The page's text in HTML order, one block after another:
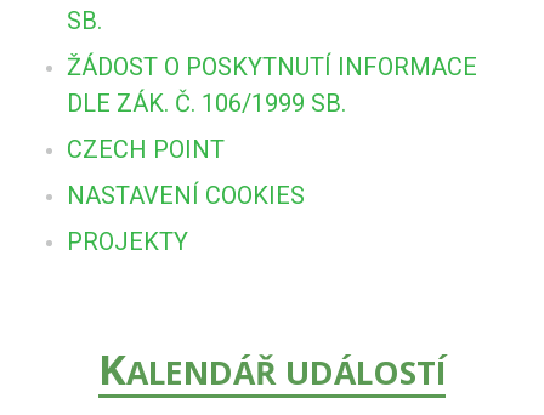
SB.
ŽÁDOST O POSKYTNUTÍ INFORMACE
DLE ZÁK. Č. 106/1999 SB.
CZECH POINT
NASTAVENÍ COOKIES
PROJEKTY
KALENDÁŘ UDÁLOSTÍ